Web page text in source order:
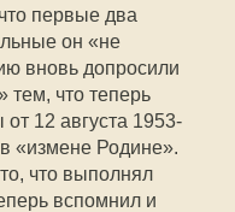
первые два
он «не
вновь допросили
тем, что теперь
12 августа 1953-
«измене Родине».
что выполнял
вспомнил и